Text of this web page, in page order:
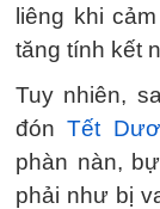
liêng khi
tăng tính kết
Tuy nhiên,
đónTết
phàn nàn,
phải như bị